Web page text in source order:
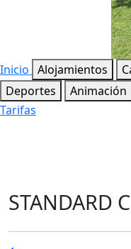
Inicio Alojamientos
Deportes
Animación
Tarifas
STANDARD